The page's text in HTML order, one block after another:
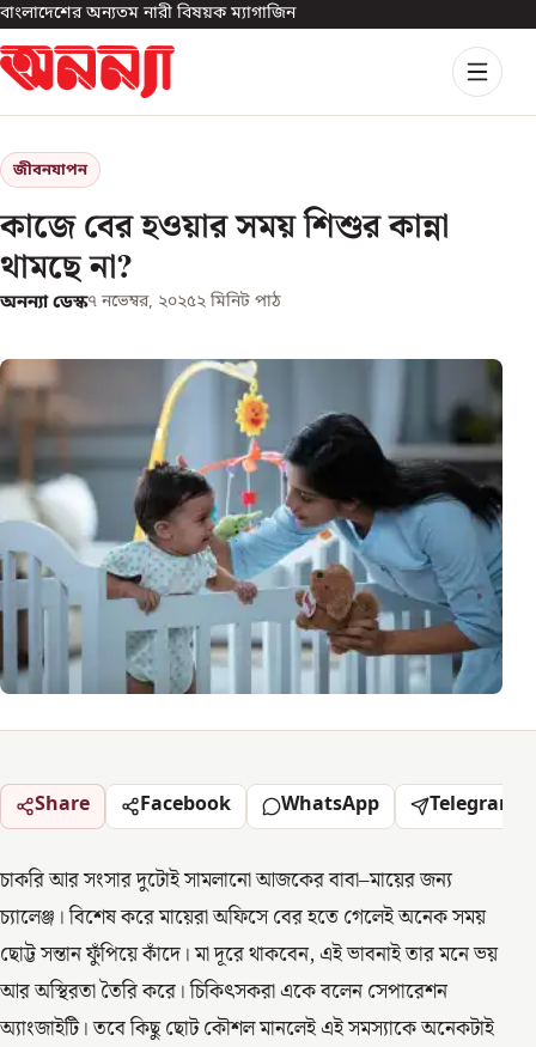
বাংলাদেশের অন্যতম নারী বিষয়ক ম্যাগাজিন
জীবনযাপন
কাজে বের হওয়ার সময় শিশুর কান্না
থামছে না?
অনন্যা ডেস্ক৭ নভেম্বর, ২০২৫২ মিনিট পাঠ
Share Facebook WhatsApp Telegram
চাকরি আর সংসার দুটোই সামলানো আজকের বাবা–মায়ের জন্য
চ্যালেঞ্জ। বিশেষ করে মায়েরা অফিসে বের হতে গেলেই অনেক সময়
ছোট্ট সন্তান ফুঁপিয়ে কাঁদে। মা দূরে থাকবেন, এই ভাবনাই তার মনে ভয়
আর অস্থিরতা তৈরি করে। চিকিৎসকরা একে বলেন সেপারেশন
অ্যাংজাইটি। তবে কিছু ছোট কৌশল মানলেই এই সমস্যাকে অনেকটাই